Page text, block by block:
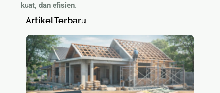
kuat, dan efisien.
Artikel Terbaru